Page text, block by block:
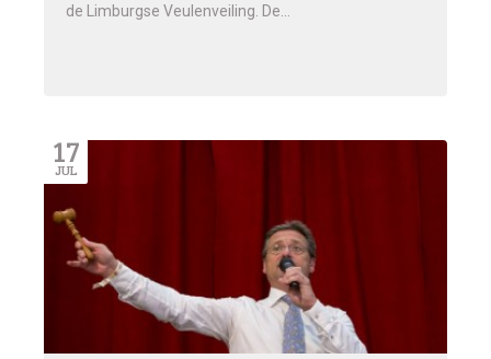
de Limburgse Veulenveiling. De…
17
JUL